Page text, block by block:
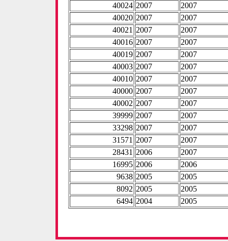
40024 2007
2007
40020 2007
2007
40021 2007
2007
40016 2007
2007
40019 2007
2007
40003 2007
2007
40010 2007
2007
40000 2007
2007
40002 2007
2007
39999 2007
2007
33298 2007
2007
31571 2007
2007
28431 2006
2007
16995 2006
2006
9638 2005
2005
8092 2005
2005
6494 2004 2005